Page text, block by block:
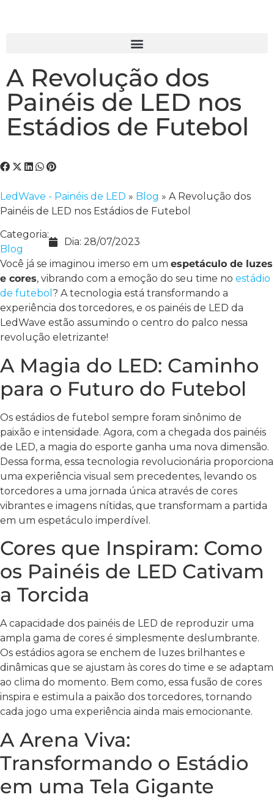
A Revolução dos
Painéis de LED nos
Estádios de Futebol
LedWave - Painéis de LED » Blog » A Revolução dos
Painéis de LED nos Estádios de Futebol
Categoria:
Blog
Dia: 28/07/2023
Você já se imaginou imerso em um espetáculo de luzes
e cores, vibrando com a emoção do seu time no estádio
de futebol ? A tecnologia está transformando a
experiência dos torcedores, e os painéis de LED da
LedWave estão assumindo o centro do palco nessa
revolução eletrizante!
A Magia do LED: Caminho
para o Futuro do Futebol
Os estádios de futebol sempre foram sinônimo de
paixão e intensidade. Agora, com a chegada dos painéis
de LED, a magia do esporte ganha uma nova dimensão.
Dessa forma, essa tecnologia revolucionária proporciona
uma experiência visual sem precedentes, levando os
torcedores a uma jornada única através de cores
vibrantes e imagens nítidas, que transformam a partida
em um espetáculo imperdível.
Cores que Inspiram: Como
os Painéis de LED Cativam
a Torcida
A capacidade dos painéis de LED de reproduzir uma
ampla gama de cores é simplesmente deslumbrante.
Os estádios agora se enchem de luzes brilhantes e
dinâmicas que se ajustam às cores do time e se adaptam
ao clima do momento. Bem como, essa fusão de cores
inspira e estimula a paixão dos torcedores, tornando
cada jogo uma experiência ainda mais emocionante.
A Arena Viva:
Transformando o Estádio
em uma Tela Gigante